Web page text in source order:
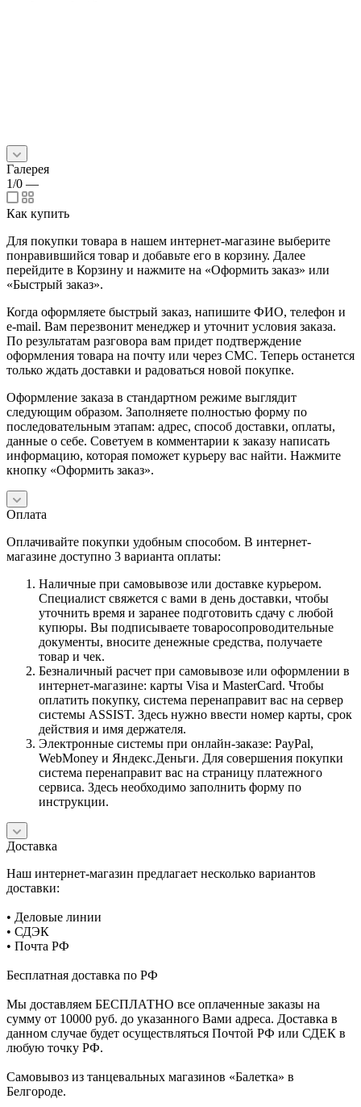
Галерея
1/0 —
Как купить
Для покупки товара в нашем интернет-магазине выберите
понравившийся товар и добавьте его в корзину. Далее
перейдите в Корзину и нажмите на «Оформить заказ» или
«Быстрый заказ».
Когда оформляете быстрый заказ, напишите ФИО, телефон и
e-mail. Вам перезвонит менеджер и уточнит условия заказа.
По результатам разговора вам придет подтверждение
оформления товара на почту или через СМС. Теперь останется
только ждать доставки и радоваться новой покупке.
Оформление заказа в стандартном режиме выглядит
следующим образом. Заполняете полностью форму по
последовательным этапам: адрес, способ доставки, оплаты,
данные о себе. Советуем в комментарии к заказу написать
информацию, которая поможет курьеру вас найти. Нажмите
кнопку «Оформить заказ».
Оплата
Оплачивайте покупки удобным способом. В интернет-
магазине доступно 3 варианта оплаты:
Наличные при самовывозе или доставке курьером.
Специалист свяжется с вами в день доставки, чтобы
уточнить время и заранее подготовить сдачу с любой
купюры. Вы подписываете товаросопроводительные
документы, вносите денежные средства, получаете
товар и чек.
Безналичный расчет при самовывозе или оформлении в
интернет-магазине: карты Visa и MasterCard. Чтобы
оплатить покупку, система перенаправит вас на сервер
системы ASSIST. Здесь нужно ввести номер карты, срок
действия и имя держателя.
Электронные системы при онлайн-заказе: PayPal,
WebMoney и Яндекс.Деньги. Для совершения покупки
система перенаправит вас на страницу платежного
сервиса. Здесь необходимо заполнить форму по
инструкции.
Доставка
Наш интернет-магазин предлагает несколько вариантов
доставки:
• Деловые линии
• СДЭК
• Почта РФ
Бесплатная доставка по РФ
Мы доставляем БЕСПЛАТНО все оплаченные заказы на
сумму от 10000 руб. до указанного Вами адреса. Доставка в
данном случае будет осуществляться Почтой РФ или СДЕК в
любую точку РФ.
Самовывоз из танцевальных магазинов «Балетка» в
Белгороде.